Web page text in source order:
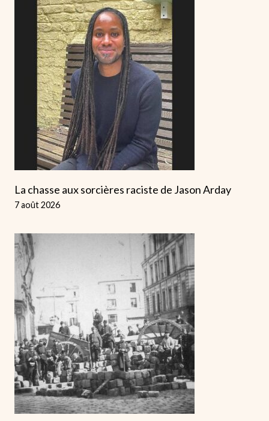
La chasse aux sorcières raciste de Jason Arday
7 août 2026